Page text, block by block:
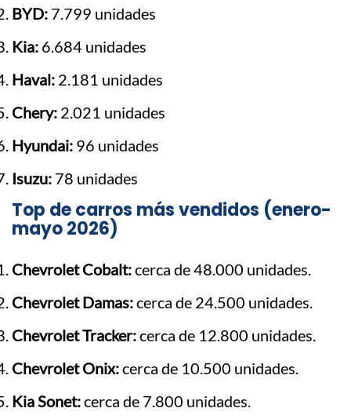
BYD: 7.799 unidades
Kia: 6.684 unidades
Haval: 2.181 unidades
Chery: 2.021 unidades
Hyundai: 96 unidades
Isuzu: 78 unidades
Top de carros más vendidos (enero-
mayo 2026)
Chevrolet Cobalt:cerca de 48.000 unidades.
Chevrolet Damas:cerca de 24.500 unidades.
Chevrolet Tracker:cerca de 12.800 unidades.
Chevrolet Onix:cerca de 10.500 unidades.
Kia Sonet:cerca de 7.800 unidades.